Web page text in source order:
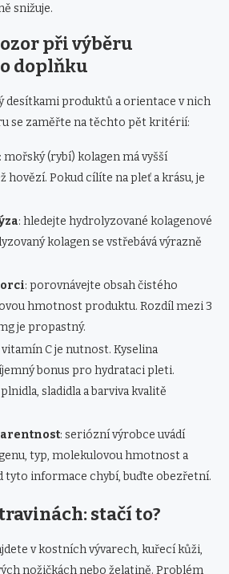
snižuje.
při výběru
doplňku
desítkami produktů a orientace v nich
se zaměřte na těchto pět kritérií:
: mořský (rybí) kolagen má vyšší
hovězí. Pokud cílíte na pleť a krásu, je
: hledejte hydrolyzované kolagenové
kolagen se vstřebává výrazně
: porovnávejte obsah čistého
hmotnost produktu. Rozdíl mezi 3
je propastný.
vitamín C je nutnost. Kyselina
bonus pro hydrataci pleti.
sladidla a barviva kvalitě
: seriózní výrobce uvádí
typ, molekulovou hmotnost a
tyto informace chybí, buďte obezřetní.
stačí to?
v kostních vývarech, kuřecí kůži,
nožičkách nebo želatině. Problém